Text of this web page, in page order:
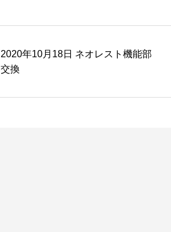
2020年10月18日 ネオレスト機能部
交換